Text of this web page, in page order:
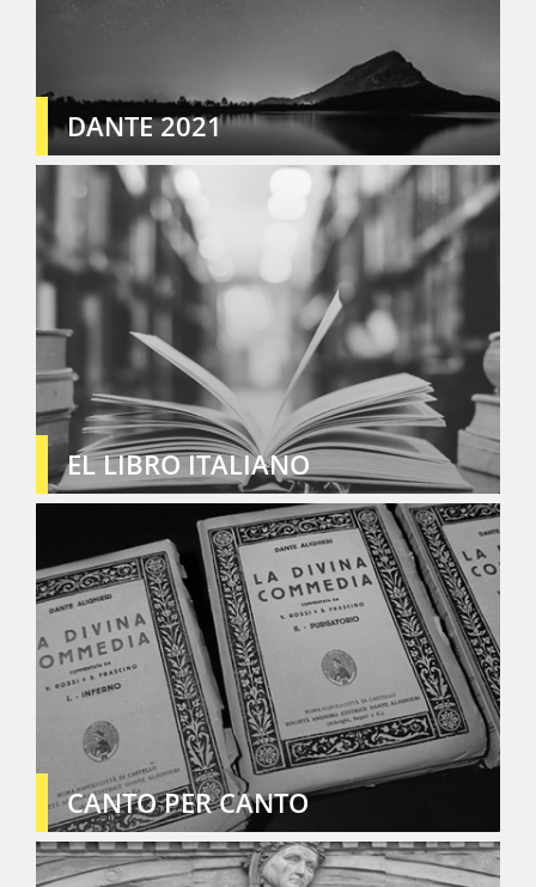
DANTE 2021
EL LIBRO ITALIANO
CANTO PER CANTO